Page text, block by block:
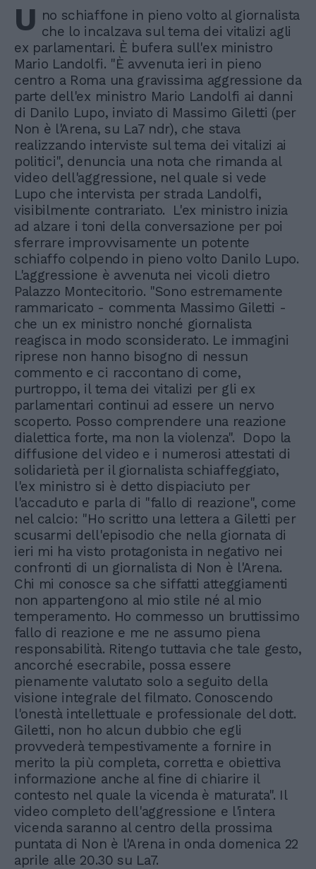
U no schiaffone in pieno volto al giornalista
che lo incalzava sul tema dei vitalizi agli
ex parlamentari. È bufera sull'ex ministro
Mario Landolfi. "È avvenuta ieri in pieno
centro a Roma una gravissima aggressione da
parte dell'ex ministro Mario Landolfi ai danni
di Danilo Lupo, inviato di Massimo Giletti (per
Non è l'Arena, su La7 ndr), che stava
realizzando interviste sul tema dei vitalizi ai
politici", denuncia una nota che rimanda al
video dell'aggressione, nel quale si vede
Lupo che intervista per strada Landolfi,
visibilmente contrariato. L'ex ministro inizia
ad alzare i toni della conversazione per poi
sferrare improvvisamente un potente
schiaffo colpendo in pieno volto Danilo Lupo.
L'aggressione è avvenuta nei vicoli dietro
Palazzo Montecitorio. "Sono estremamente
rammaricato - commenta Massimo Giletti -
che un ex ministro nonché giornalista
reagisca in modo sconsiderato. Le immagini
riprese non hanno bisogno di nessun
commento e ci raccontano di come,
purtroppo, il tema dei vitalizi per gli ex
parlamentari continui ad essere un nervo
scoperto. Posso comprendere una reazione
dialettica forte, ma non la violenza". Dopo la
diffusione del video e i numerosi attestati di
solidarietà per il giornalista schiaffeggiato,
l'ex ministro si è detto dispiaciuto per
l'accaduto e parla di "fallo di reazione", come
nel calcio: "Ho scritto una lettera a Giletti per
scusarmi dell'episodio che nella giornata di
ieri mi ha visto protagonista in negativo nei
confronti di un giornalista di Non è l'Arena.
Chi mi conosce sa che siffatti atteggiamenti
non appartengono al mio stile né al mio
temperamento. Ho commesso un bruttissimo
fallo di reazione e me ne assumo piena
responsabilità. Ritengo tuttavia che tale gesto,
ancorché esecrabile, possa essere
pienamente valutato solo a seguito della
visione integrale del filmato. Conoscendo
l'onestà intellettuale e professionale del dott.
Giletti, non ho alcun dubbio che egli
provvederà tempestivamente a fornire in
merito la più completa, corretta e obiettiva
informazione anche al fine di chiarire il
contesto nel quale la vicenda è maturata". Il
video completo dell'aggressione e l'intera
vicenda saranno al centro della prossima
puntata di Non è l'Arena in onda domenica 22
aprile alle 20.30 su La7.